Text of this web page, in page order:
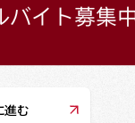
進む